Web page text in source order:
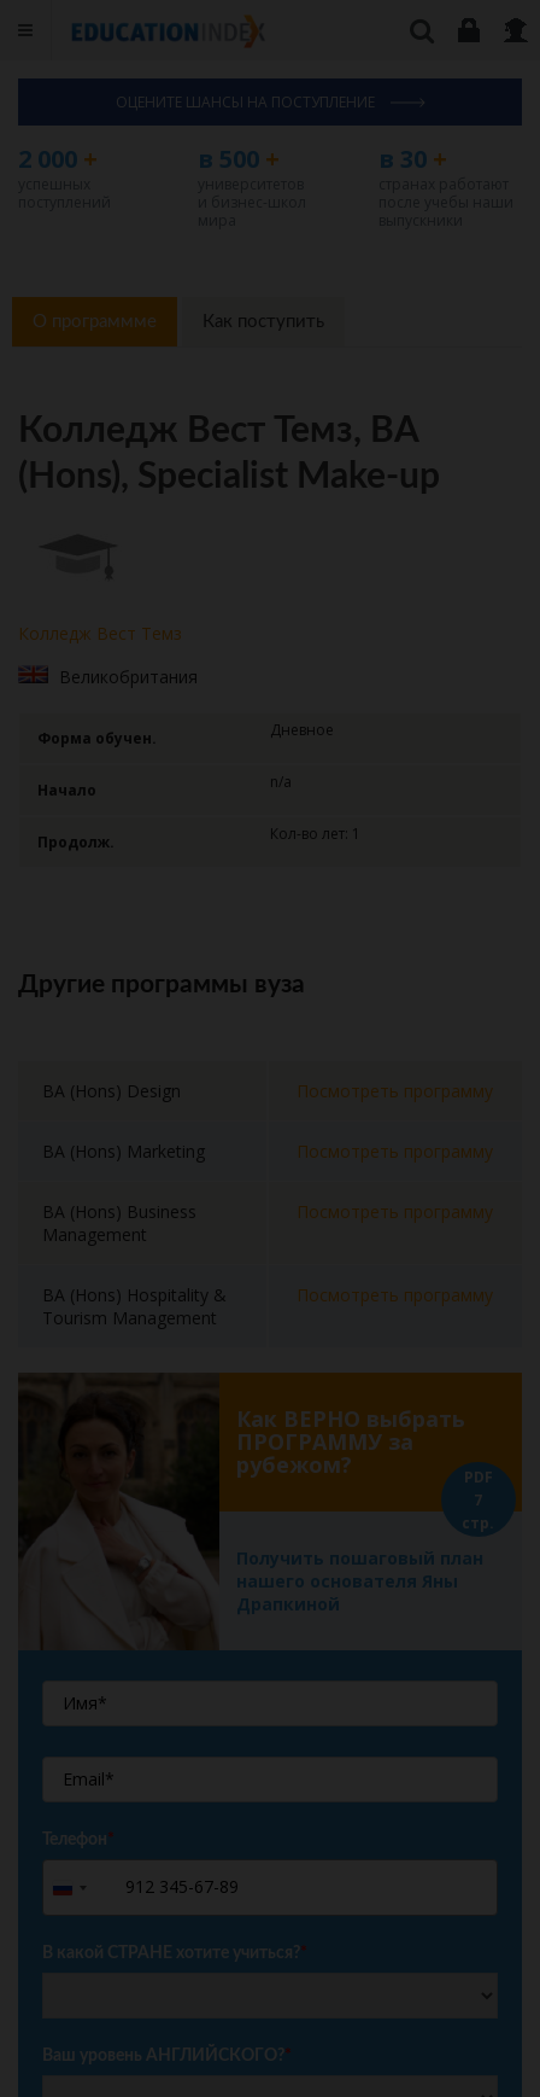
ОЦЕНИТЕ ШАНСЫ НА ПОСТУПЛЕНИЕ
2 000 + в 500 + в 30+
О программме Как поступить
Колледж Вест Темз, BA
(Hons), Specialist Make-up
Колледж Вест Темз
Великобритания
Форма обучен. Дневное
Начало n/a
Продолж. Кол-во лет: 1
Другие программы вуза
BA (Hons) Design Посмотреть программу
BA (Hons) Marketing Посмотреть программу
BA (Hons) Business
Management
Посмотреть программу
BA (Hons) Hospitality &
Tourism Management
Посмотреть программу
Как ВЕРНО выбрать
ПРОГРАММУ за
рубежом?
Получить пошаговый план
нашего основателя Яны
Драпкиной
PDF
7
стр.
Телефон*
Russia
+7
В какой СТРАНЕ хотите учиться?*
Ваш уровень АНГЛИЙСКОГО?*